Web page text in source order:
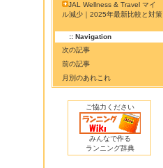
JAL Wellness & Travel マイ
ル減少｜2025年最新比較と対策
:: Navigation
次の記事
前の記事
月別のあれこれ
ご協力ください
みんなで作る
ランニング辞典